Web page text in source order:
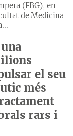
(FBG), en
de Medicina
el seu
més
rars i